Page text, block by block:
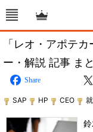
「レオ・アポテ
ー・解説 記事 ま
Share
SAP HP CEO